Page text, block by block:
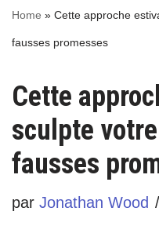
Home » Cette approche
fausses promesses
Cette
sculpte
fausses
par Jonathan Wood